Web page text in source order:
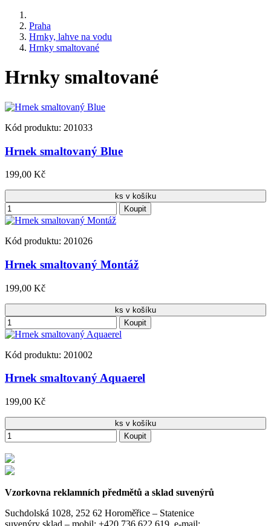
Praha
Hrnky, lahve na vodu
Hrnky smaltované
Hrnky smaltované
Kód produktu: 201033
Hrnek smaltovaný Blue
199,00 Kč
ks v košíku
Koupit
Kód produktu: 201026
Hrnek smaltovaný Montáž
199,00 Kč
ks v košíku
Koupit
Kód produktu: 201002
Hrnek smaltovaný Aquaerel
199,00 Kč
ks v košíku
Koupit
Vzorkovna reklamních předmětů a sklad suvenýrů
Suchdolská 1028, 252 62 Horoměřice – Statenice